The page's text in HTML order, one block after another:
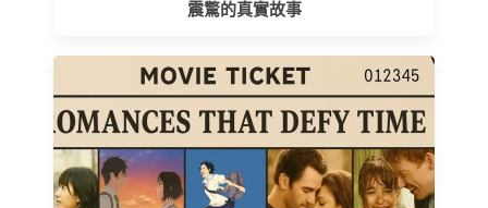
震驚的真實故事